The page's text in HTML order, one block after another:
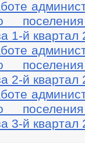
1-й квартал
2-й квартал
3-й квартал